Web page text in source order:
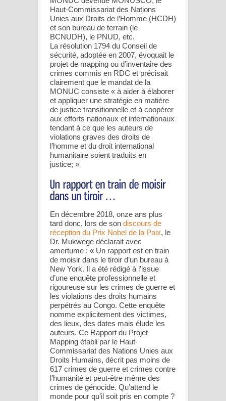
Haut-Commissariat des Nations
Unies aux Droits de l’Homme (HCDH)
et son bureau de terrain (le
BCNUDH), le PNUD, etc.
La résolution 1794 du Conseil de
sécurité, adoptée en 2007, évoquait le
projet de mapping ou d’inventaire des
crimes commis en RDC et précisait
clairement que le mandat de la
MONUC consiste « à aider à élaborer
et appliquer une stratégie en matière
de justice transitionnelle et à coopérer
aux efforts nationaux et internationaux
tendant à ce que les auteurs de
violations graves des droits de
l’homme et du droit international
humanitaire soient traduits en
justice; »
En décembre 2018, onze ans plus
tard donc, lors de son discours de
réception du Prix Nobel de la Paix, le
Dr. Mukwege déclarait avec
amertume : « Un rapport est en train
de moisir dans le tiroir d’un bureau à
New York. Il a été rédigé à l’issue
d’une enquête professionnelle et
rigoureuse sur les crimes de guerre et
les violations des droits humains
perpétrés au Congo. Cette enquête
nomme explicitement des victimes,
des lieux, des dates mais élude les
auteurs. Ce Rapport du Projet
Mapping établi par le Haut-
Commissariat des Nations Unies aux
Droits Humains, décrit pas moins de
617 crimes de guerre et crimes contre
l’humanité et peut-être même des
crimes de génocide. Qu’attend le
monde pour qu’il soit pris en compte ?